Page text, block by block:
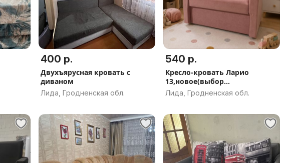
400 р.
Двухъярусная кровать с
диваном
Лида, Гродненская обл.
540 р.
Кресло-кровать Ларио
13,новое(выбор
расцветок),доставка по РБ.
Лида, Гродненская обл.